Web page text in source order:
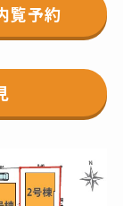
覧予約